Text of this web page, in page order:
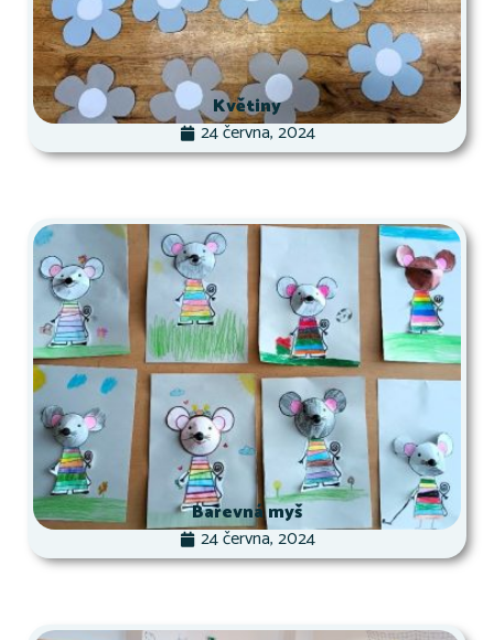
Květiny
24 června, 2024
Barevná myš
24 června, 2024